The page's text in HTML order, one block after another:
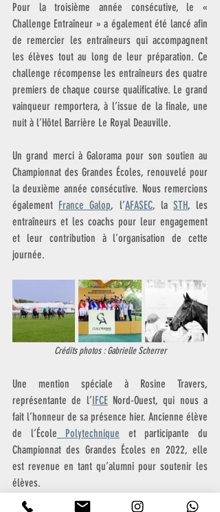
Pour la troisième année consécutive, le «
Challenge Entraîneur » a également été lancé afin
de remercier les entraîneurs qui accompagnent
les élèves tout au long de leur préparation. Ce
challenge récompense les entraîneurs des quatre
premiers de chaque course qualificative. Le grand
vainqueur remportera, à l’issue de la finale, une
nuit à l’Hôtel Barrière Le Royal Deauville.
Un grand merci à Galorama pour son soutien au
Championnat des Grandes Écoles, renouvelé pour
la deuxième année consécutive. Nous remercions
également France Galop, l’AFASEC, la STH, les
entraîneurs et les coachs pour leur engagement
et leur contribution à l’organisation de cette
journée.
Crédits photos : Gabrielle Scherrer
Une mention spéciale à Rosine Travers,
représentante de l’IFCE Nord-Ouest, qui nous a
fait l’honneur de sa présence hier. Ancienne élève
de l’École Polytechnique et participante du
Championnat des Grandes Écoles en 2022, elle
est revenue en tant qu’alumni pour soutenir les
élèves.